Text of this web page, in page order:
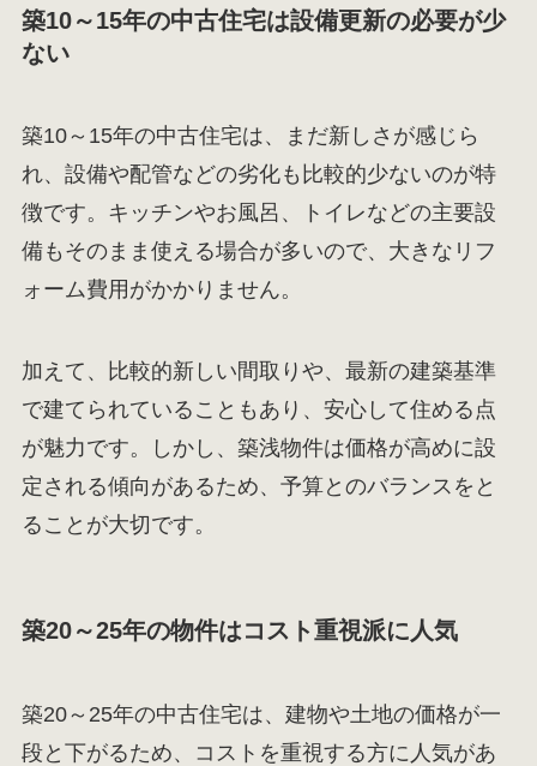
築10～15年の中古住宅は設備更新の必要が少
ない
築10～15年の中古住宅は、まだ新しさが感じら
れ、設備や配管などの劣化も比較的少ないのが特
徴です。キッチンやお風呂、トイレなどの主要設
備もそのまま使える場合が多いので、大きなリフ
ォーム費用がかかりません。
加えて、比較的新しい間取りや、最新の建築基準
で建てられていることもあり、安心して住める点
が魅力です。しかし、築浅物件は価格が高めに設
定される傾向があるため、予算とのバランスをと
ることが大切です。
築20～25年の物件はコスト重視派に人気
築20～25年の中古住宅は、建物や土地の価格が一
段と下がるため、コストを重視する方に人気があ